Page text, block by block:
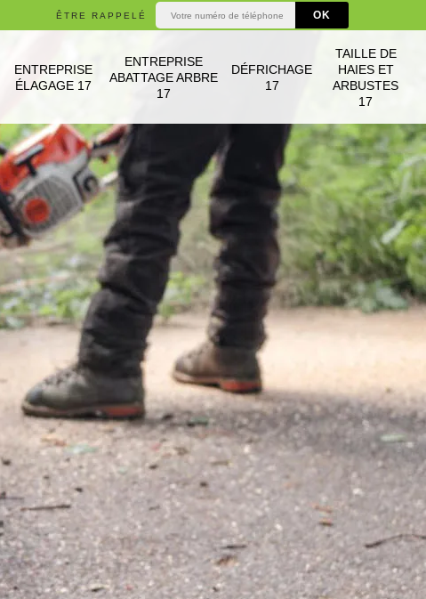
ÊTRE RAPPELÉ
ENTREPRISE
ÉLAGAGE 17
ENTREPRISE
ABATTAGE ARBRE
17
DÉFRICHAGE
17
TAILLE DE
HAIES ET
ARBUSTES
17